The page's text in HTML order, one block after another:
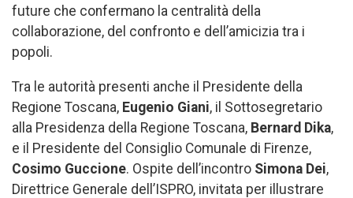
future che confermano la centralità della
collaborazione, del confronto e dell’amicizia tra i
popoli.
Tra le autorità presenti anche il Presidente della
Regione Toscana, Eugenio Giani, il Sottosegretario
alla Presidenza della Regione Toscana, Bernard Dika,
e il Presidente del Consiglio Comunale di Firenze,
Cosimo Guccione. Ospite dell’incontro Simona Dei,
Direttrice Generale dell’ISPRO, invitata per illustrare